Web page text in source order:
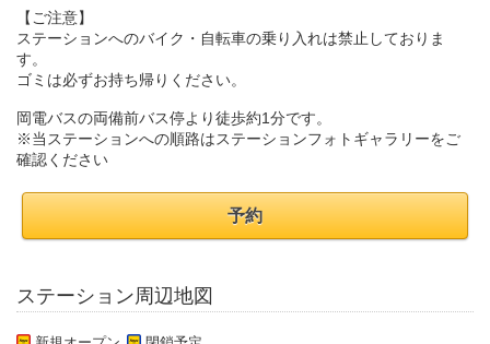
【ご注意】
ステーションへのバイク・自転車の乗り入れは禁止しておりま
す。
ゴミは必ずお持ち帰りください。
岡電バスの両備前バス停より徒歩約1分です。
※当ステーションへの順路はステーションフォトギャラリーをご
確認ください
予約
ステーション周辺地図